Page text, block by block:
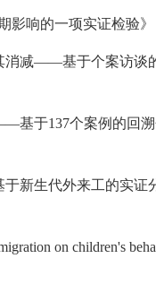
响的一项实证检验》
消减——基于个案访谈
基于137个案例的回
新生代外来工的实证
on children's